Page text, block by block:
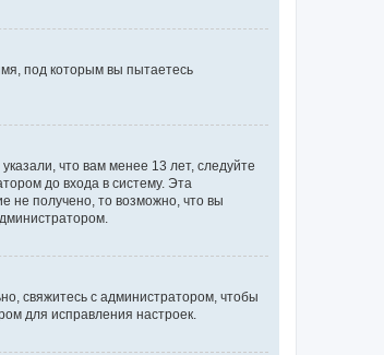
под которым вы пытаетесь
что вам менее 13 лет, следуйте
до входа в систему. Эта
не получено, то возможно, что вы
свяжитесь с администратором, чтобы
для исправления настроек.